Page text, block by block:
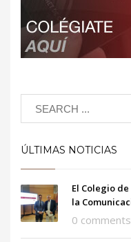
ÚLTIMAS NOTICIAS
El Colegio
la
0 comments